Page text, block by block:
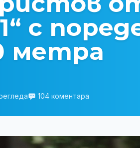
с
метра
104 коментара